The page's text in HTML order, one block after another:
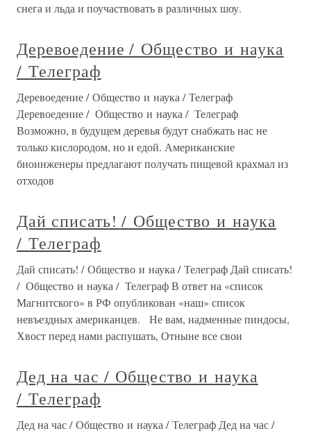
снега и льда и поучаствовать в различных шоу.
Деревоедение / Общество и наука
/ Телеграф
Деревоедение / Общество и наука / Телеграф
Деревоедение / Общество и наука / Телеграф
Возможно, в будущем деревья будут снабжать нас не
только кислородом, но и едой. Американские
биоинженеры предлагают получать пищевой крахмал из
отходов
Дай списать! / Общество и наука
/ Телеграф
Дай списать! / Общество и наука / Телеграф Дай списать!
/ Общество и наука / Телеграф В ответ на «список
Магнитского» в РФ опубликован «наш» список
невъездных американцев. Не вам, надменные пиндосы,
Хвост перед нами распушать, Отныне все свои
Дед на час / Общество и наука
/ Телеграф
Дед на час / Общество и наука / Телеграф Дед на час /